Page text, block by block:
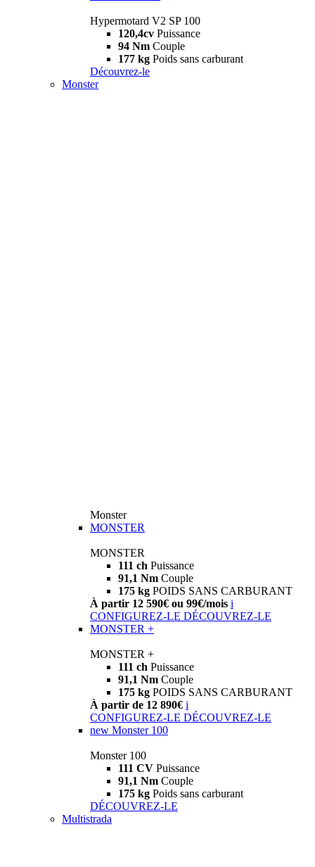
Hypermotard V2 SP 100
120,4cv Puissance
94 Nm Couple
177 kg Poids sans carburant
Découvrez-le
Monster
Monster
MONSTER
MONSTER
111 ch Puissance
91,1 Nm Couple
175 kg POIDS SANS CARBURANT
À partir 12 590€ ou 99€/mois i
CONFIGUREZ-LE DÉCOUVREZ-LE
MONSTER +
MONSTER +
111 ch Puissance
91,1 Nm Couple
175 kg POIDS SANS CARBURANT
À partir de 12 890€ i
CONFIGUREZ-LE DÉCOUVREZ-LE
new Monster 100
Monster 100
111 CV Puissance
91,1 Nm Couple
175 kg Poids sans carburant
DÉCOUVREZ-LE
Multistrada